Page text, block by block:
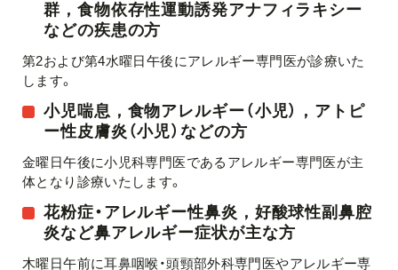
群，食物依存性運動誘発アナフィラキシー
などの疾患の方
第2および第4水曜日午後にアレルギー専門医が診療いた
します。
小児喘息，食物アレルギー（小児），アトピ
ー性皮膚炎（小児）などの方
金曜日午後に小児科専門医であるアレルギー専門医が主
体となり診療いたします。
花粉症・アレルギー性鼻炎，好酸球性副鼻腔
炎など鼻アレルギー症状が主な方
木曜日午前に耳鼻咽喉・頭頸部外科専門医やアレルギー専